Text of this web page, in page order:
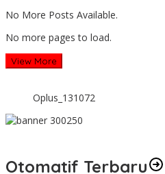
No More Posts Available.
No more pages to load.
View More
Oplus_131072
Otomatif Terbaru